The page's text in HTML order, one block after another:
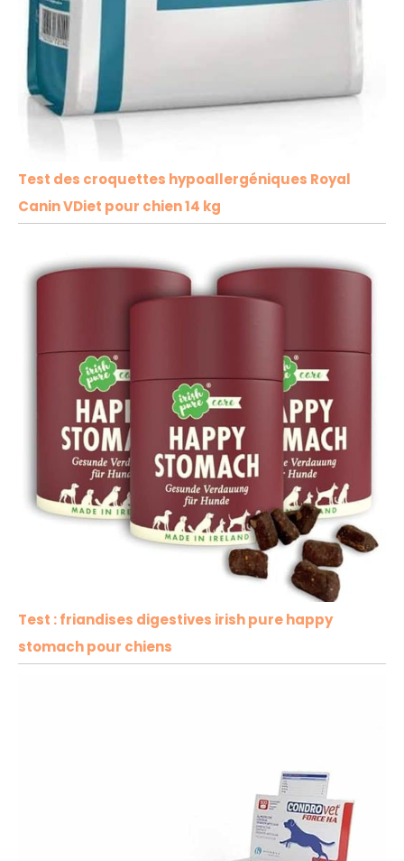
Test des croquettes hypoallergéniques Royal
Canin VDiet pour chien 14 kg
Test : friandises digestives irish pure happy
stomach pour chiens